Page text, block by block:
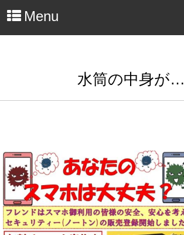
Menu
水筒の中身が…